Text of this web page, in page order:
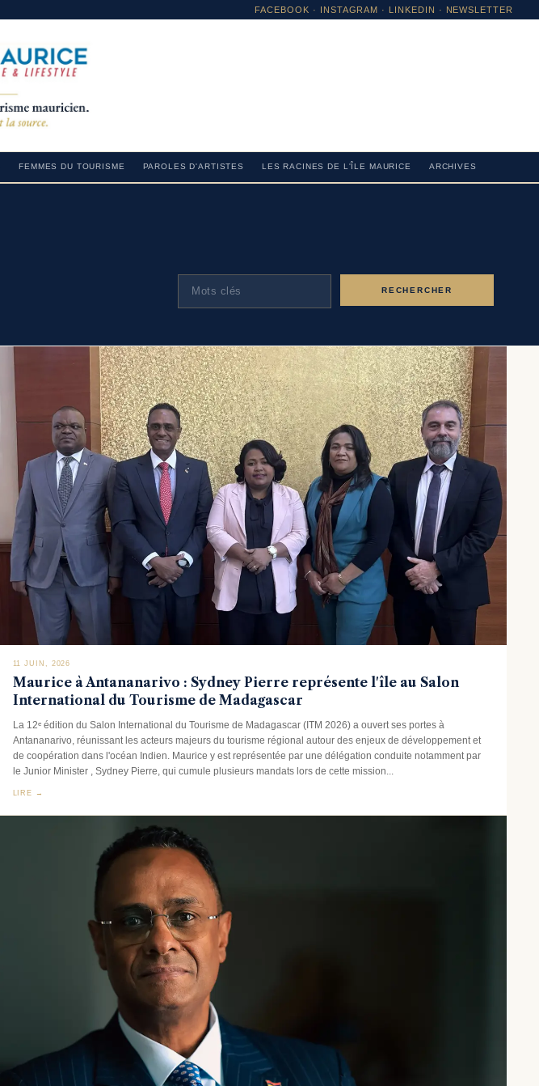
FACEBOOK · INSTAGRAM · LINKEDIN · NEWSLETTER
FEMMES DU TOURISME PAROLES D'ARTISTES LES RACINES DE L'ÎLE MAURICE ARCHIVES
RECHERCHER
11 JUIN, 2026
Maurice à Antananarivo : Sydney Pierre représente l'île au Salon
International du Tourisme de Madagascar
La 12ᵉ édition du Salon International du Tourisme de Madagascar (ITM 2026) a ouvert ses portes à
Antananarivo, réunissant les acteurs majeurs du tourisme régional autour des enjeux de développement et
de coopération dans l'océan Indien. Maurice y est représentée par une délégation conduite notamment par
le Junior Minister , Sydney Pierre, qui cumule plusieurs mandats lors de cette mission...
LIRE →